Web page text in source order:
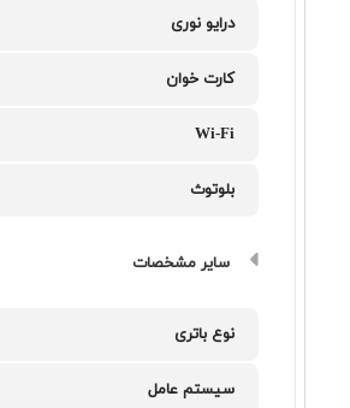
درایو نوری
کارت خوان
Wi-Fi
بلوتوث
سایر مشخصات
نوع باتری
سیستم عامل